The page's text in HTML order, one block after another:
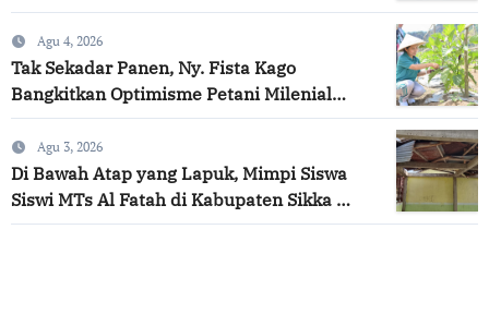
Diproses Objektif dan Transparan
Agu 4, 2026
Tak Sekadar Panen, Ny. Fista Kago
Bangkitkan Optimisme Petani Milenial
untuk Masa Depan Ketahanan Pangan Sikka
Agu 3, 2026
Di Bawah Atap yang Lapuk, Mimpi Siswa
Siswi MTs Al Fatah di Kabupaten Sikka
Menunggu Uluran Tangan